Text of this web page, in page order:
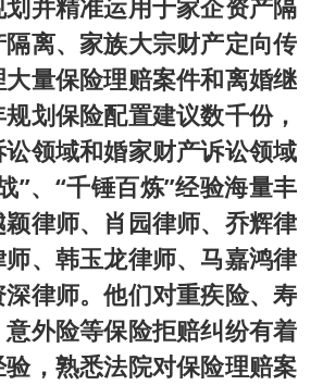
并精准运用于家企资产隔
离、家族大宗财产定向传
量保险理赔案件和离婚继
划保险配置建议数千份，
领域和婚家财产诉讼领域
”、“千锤百炼”经验海量丰
律师、肖园律师、乔辉律
、韩玉龙律师、马嘉鸿律
律师。他们对重疾险、寿
外险等保险拒赔纠纷有着
，熟悉法院对保险理赔案